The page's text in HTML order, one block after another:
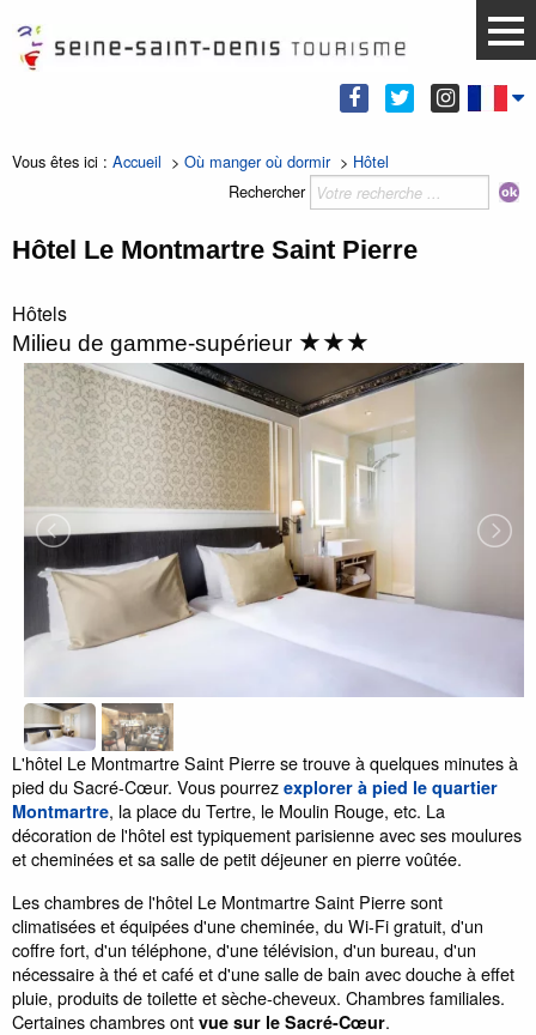
Vous êtes ici : Accueil > Où manger où dormir> Hôtel
Rechercher
Hôtel Le Montmartre Saint Pierre
Hôtels
Milieu de gamme-supérieur ★★★
L'hôtel Le Montmartre Saint Pierre se trouve à quelques minutes à
pied du Sacré-Cœur. Vous pourrez explorer à pied le quartier
Montmartre, la place du Tertre, le Moulin Rouge, etc. La
décoration de l'hôtel est typiquement parisienne avec ses moulures
et cheminées et sa salle de petit déjeuner en pierre voûtée.
Les chambres de l'hôtel Le Montmartre Saint Pierre sont
climatisées et équipées d'une cheminée, du Wi-Fi gratuit, d'un
coffre fort, d'un téléphone, d'une télévision, d'un bureau, d'un
nécessaire à thé et café et d'une salle de bain avec douche à effet
pluie, produits de toilette et sèche-cheveux. Chambres familiales.
Certaines chambres ont vue sur le Sacré-Cœur.